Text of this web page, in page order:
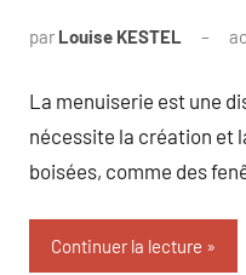
par Louise KESTEL
La menuiserie est une
nécessite la création et
boisées, comme des
Continuer la lecture